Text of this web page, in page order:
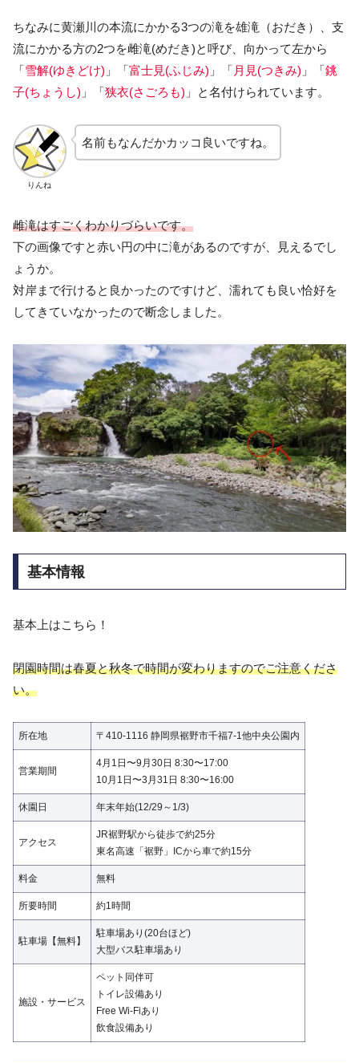
ちなみに黄瀬川の本流にかかる3つの滝を雄滝（おだき）、支
流にかかる方の2つを雌滝(めだき)と呼び、向かって左から
「雪解(ゆきどけ) 」「富士見(ふじみ) 」「 月見(つきみ) 」「銚
子(ちょうし) 」「狭衣(さごろも) 」と名付けられています。
りんね
名前もなんだかカッコ良いですね。
雌滝はすごくわかりづらいです。
下の画像ですと赤い円の中に滝があるのですが、見えるでし
ょうか。
対岸まで行けると良かったのですけど、濡れても良い恰好を
してきていなかったので断念しました。
基本情報
基本上はこちら！
閉園時間は春夏と秋冬で時間が変わりますのでご注意くださ
い。
所在地 〒410-1116 静岡県裾野市千福7-1他中央公園内
営業期間
4月1日〜9月30日 8:30〜17:00
10月1日〜3月31日 8:30〜16:00
休園日 年末年始(12/29～1/3)
アクセス
JR裾野駅から徒歩で約25分
東名高速「裾野」ICから車で約15分
料金 無料
所要時間 約1時間
駐車場【無料】
駐車場あり(20台ほど)
大型バス駐車場あり
施設・サービス
ペット同伴可
トイレ設備あり
Free Wi-Fiあり
飲食設備あり